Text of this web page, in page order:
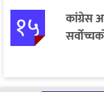
१५
कांग्रेस